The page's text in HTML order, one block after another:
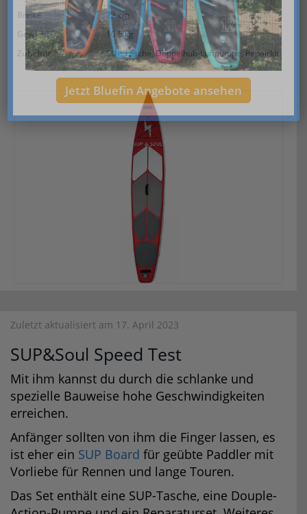
Breite
72 cm
Gewicht
10,5 kg
Zubehör
SUP Tasche, Doppelhub-Luftpumpe, Repairkit
Zuletzt aktualisiert am 17. April 2023
SUP&Soul Speed Test
Mit ihm kannst du durch die schlanke und
spezielle Bauweise hohe Geschwindigkeiten
erreichen.
Anfänger sollten von ihm die Finger lassen, es
ist eher ein SUP Board für geübte Paddler mit
Vorliebe für Rennen und lange Touren.
Das Set enthält eine SUP-Tasche, eine Douple-
Jetzt Bluefin Angebote ansehen